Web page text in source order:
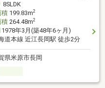
8SLDK
積199.83m2
積264.48m2
1978年3月(築48年6ヶ月)
道本線 近江長岡駅 徒歩2分
県米原市長岡